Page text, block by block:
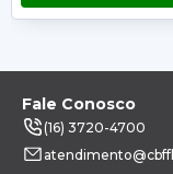
Fale Conosco
(16) 3720-4700